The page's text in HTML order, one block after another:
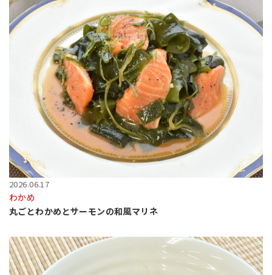
2026.06.17
わかめ
丸ごとわかめとサーモンの和風マリネ